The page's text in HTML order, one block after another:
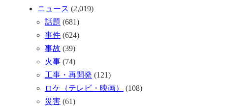
ニュース (2,019)
話題 (681)
事件 (624)
事故 (39)
火事 (74)
工事・再開発 (121)
ロケ（テレビ・映画）
(108)
災害 (61)